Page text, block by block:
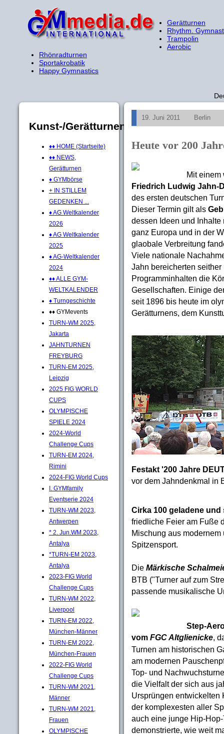
Gerätturnen
Rhythm.
Trampolin
Aerobic
Rhönradturnen
Sportakrobatik
Happy Gymnastics
Kunst-/Gerätturnen
♦♦ HOME (Startseite)
♦♦ NEWS,
Gerätturnen
♦ GYMbörse
+ IN STILLEM
GEDENKEN ...
♦ AG Weltkalender
2026
♦ AG Weltkalender
2025
♦ AG-Weltkalender
2024
♦♦ ALLE GYM-
WELTKALENDER
♦ Turngeschichte
♦♦ GYMevents
TURN-WM 2025,
Jakarta
JAHNTURNEN
FREYBURG
TURN-EM 2025,
Leipzig
2025 FIG WORLD
CUPS
OLYMPISCHE
SPIELE 2024
2024-World
Challenge Cups
TURN-EM 2024,
Rimini
2024-FIG World Cups
I. GYMfamily
Eventserie 2024
TURN-WM 2023,
Antwerpen
* 2. Jun.WM 2023,
Antalya
*TURN-EM 2023,
Antalya
2023-FIG World
Challenge Cups
TURN-WM 2022,
Liverpool
TURN-EM 2022,
München-Männer
TURN-EM 2022,
München-Frauen
2022-FIG World
Challenge Cups
TURN-WM 2021,
Männer
TURN-WM 2021,
Frauen
OLYMPISCHE
19. Juni 2011 Berlin
Heute vor 200
Mit einem
Friedrich Ludwig Jahn-
des ersten deutschen
Dieser Termin gilt als
dessen Ideen und
ganz Europa und in der
glaobale Verbreitung
Viele nationale
Jahn bereicherten
Programminhalten die
Gesellschaften. Einige
seit 1896 bis heute im
Gerätturnens, dem
Festakt '200 Jahre
vor dem Jahndenkmal in
Cirka 100 geladene und
friedliche Feier am Fuße
Mischung aus
Spitzensport.
Die Märkische
BTB ("Turner auf zum
passende musikalische
Step-
vom FGC Altglienicke ,
Turnen am historischen
am modernen
Top- und
die Vielfalt der sich aus
Ursprüngen entwickelten
der komplexesten aller
auch eine junge Hip-
demonstrierte, wie weit